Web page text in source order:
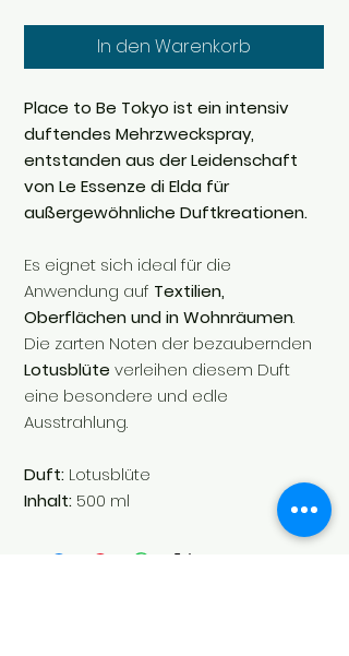
In den Warenkorb
Place to Be Tokyo ist ein intensiv
duftendes Mehrzweckspray,
entstanden aus der Leidenschaft
von Le Essenze di Elda für
außergewöhnliche Duftkreationen.
Es eignet sich ideal für die
Anwendung auf Textilien,
Oberflächen und in Wohnräumen.
Die zarten Noten der bezaubernden
Lotusblüte verleihen diesem Duft
eine besondere und edle
Ausstrahlung.
Duft: Lotusblüte
Inhalt: 500 ml